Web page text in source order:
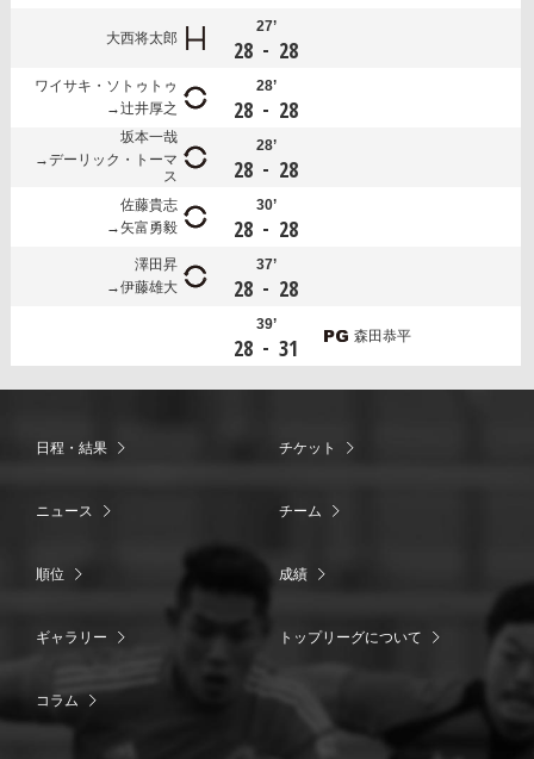
大西将太郎
27’
28 - 28
ワイサキ・ソトゥトゥ
辻井厚之
28’
28 - 28
坂本一哉
デーリック・トーマ
ス
28’
28 - 28
佐藤貴志
矢富勇毅
30’
28 - 28
澤田昇
伊藤雄大
37’
28 - 28
39’
28 - 31 森田恭平
日程・結果 チケット
ニュース チーム
順位 成績
ギャラリー トップリーグについて
コラム